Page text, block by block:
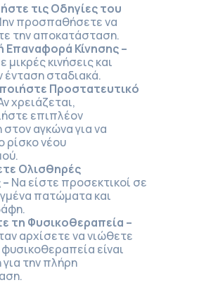
τις Οδηγίες του
προσπαθήσετε να
την αποκατάσταση.
Επαναφορά Κίνησης –
μικρές κινήσεις και
ένταση σταδιακά.
Προστατευτικό
χρειάζεται,
επιπλέον
αγκώνα για να
ρίσκο νέου
Ολισθηρές
Να είστε προσεκτικοί σε
πατώματα και
τη Φυσικοθεραπεία –
αρχίσετε να νιώθετε
είναι
την πλήρη